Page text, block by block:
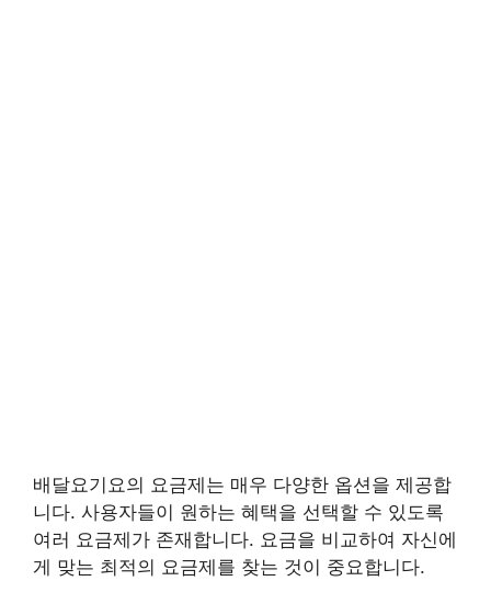
배달요기요의 요금제는 매우 다양한 옵션을 제공합
니다. 사용자들이 원하는 혜택을 선택할 수 있도록
여러 요금제가 존재합니다. 요금을 비교하여 자신에
게 맞는 최적의 요금제를 찾는 것이 중요합니다.